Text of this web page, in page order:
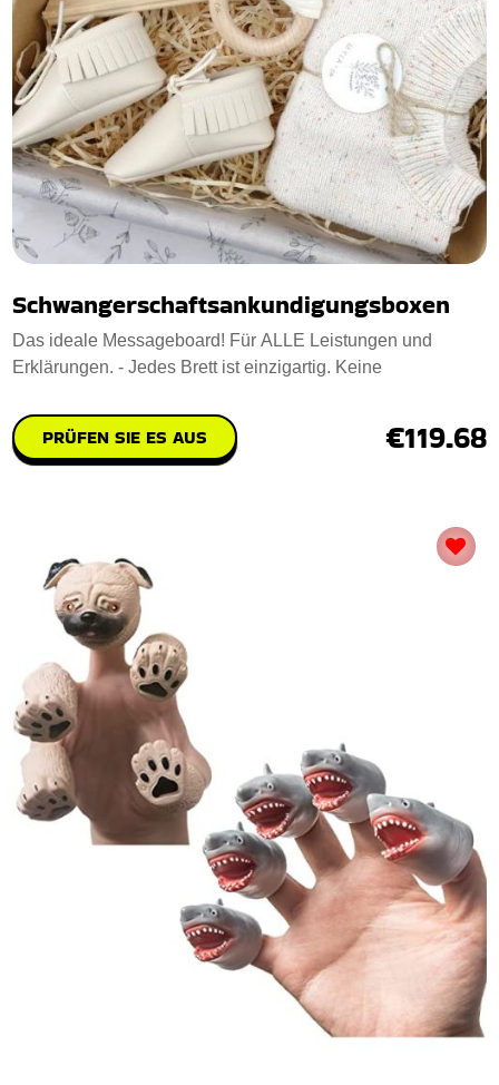
Schwangerschaftsankundigungsboxen
Das ideale Messageboard! Für ALLE Leistungen und
Erklärungen. - Jedes Brett ist einzigartig. Keine
PRÜFEN SIE ES AUS €119.68